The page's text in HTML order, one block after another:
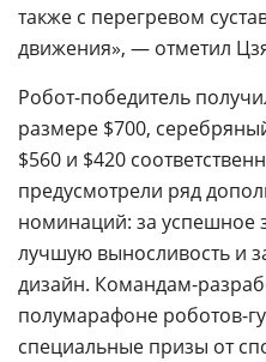
также с перегревом
движения», — отметил
Робот-победитель
размере $700,
$560 и $420
предусмотрели ряд
номинаций: за успешное
лучшую выносливость и
дизайн. Командам-
полумарафоне роботов-
специальные призы от